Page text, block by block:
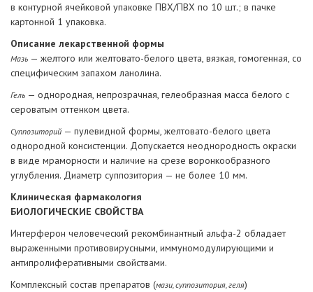
в контурной ячейковой упаковке ПВХ/ПВХ по 10 шт.; в пачке
картонной 1 упаковка.
Описание лекарственной формы
Мазь — желтого или желтовато-белого цвета, вязкая, гомогенная, со
специфическим запахом ланолина.
Гель — однородная, непрозрачная, гелеобразная масса белого с
сероватым оттенком цвета.
Суппозиторий — пулевидной формы, желтовато-белого цвета
однородной консистенции. Допускается неоднородность окраски
в виде мраморности и наличие на срезе воронкообразного
углубления. Диаметр суппозитория — не более 10 мм.
Клиническая фармакология
БИОЛОГИЧЕСКИЕ СВОЙСТВА
Интерферон человеческий рекомбинантный альфа-2 обладает
выраженными противовирусными, иммуномодулирующими и
антипролиферативными свойствами.
Комплексный состав препаратов (мази, суппозитория, геля)